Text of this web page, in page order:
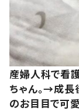
産婦人科で看
ちゃん。→成長
のお目目で可愛